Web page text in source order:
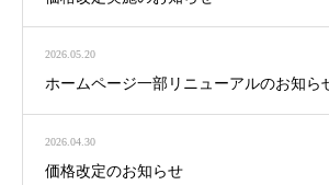
2026.05.20
ホームページ一部リニューアルのお知ら
2026.04.30
価格改定のお知らせ